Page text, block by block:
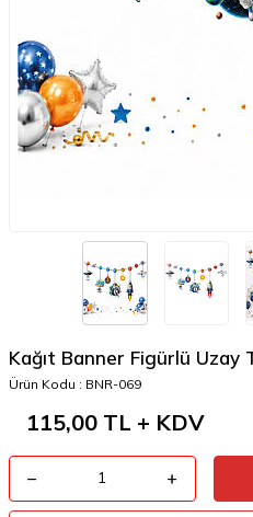
Kağıt Banner Figürlü Uzay
Ürün Kodu : BNR-069
115,00 TL + KDV